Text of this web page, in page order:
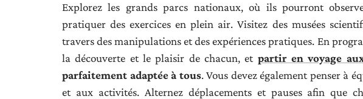
Explorez les grands parcs nationaux, où ils pourront
pratiquer des exercices en plein air. Visitez des musées
travers des manipulations et des expériences pratiques. En
la découverte et le plaisir de chacun, et partir en voyage
parfaitement adaptée à tous. Vous devez également penser à
et aux activités. Alternez déplacements et pauses afin que